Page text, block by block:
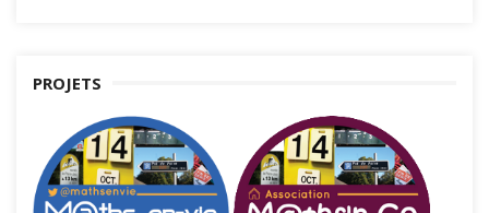
PROJETS